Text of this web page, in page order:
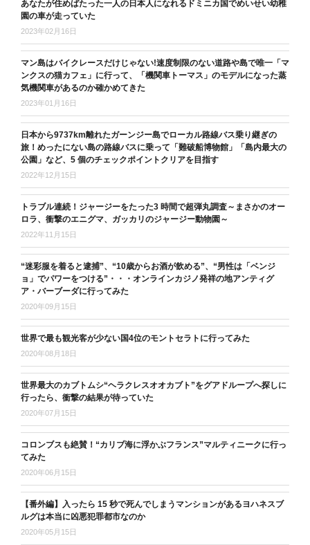
あなたが住めばたった一人の日本人になれるドミニカ国でめいせい幼稚
園の車が走っていた
2023年02月16日
マン島はバイクレースだけじゃない!速度制限のない道路や島で唯一「マ
ンクスの猫カフェ」に行って、「機関車トーマス」のモデルになった蒸
気機関車があるのか確かめてきた
2023年01月16日
日本から9737km離れたガーンジー島でローカル路線バス乗り継ぎの
旅！めったにない島の路線バスに乗って「難破船博物館」「島内最大の
公園」など、5 個のチェックポイントクリアを目指す
2022年12月15日
トラブル連続！ジャージーをたった3 時間で超弾丸調査～まさかのオー
ロラ、衝撃のエニグマ、ガッカリのジャージー動物園～
2022年11月15日
“迷彩服を着ると逮捕”、“10歳からお酒が飲める”、“男性は「ベンジ
ョ」でパワーをつける”・・・オンラインカジノ発祥の地アンティグ
ア・バーブーダに行ってみた
2020年09月15日
世界で最も観光客が少ない国4位のモントセラトに行ってみた
2020年08月18日
世界最大のカブトムシ“ヘラクレスオオカブト”をグアドループへ探しに
行ったら、衝撃の結果が待っていた
2020年07月15日
コロンブスも絶賛！“カリブ海に浮かぶフランス”マルティニークに行っ
てみた
2020年06月15日
【番外編】入ったら 15 秒で死んでしまうマンションがあるヨハネスブ
ルグは本当に凶悪犯罪都市なのか
2020年05月15日